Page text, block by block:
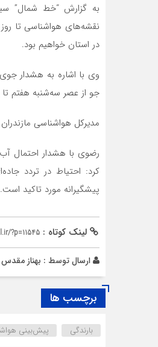
به گزارش “خط شمال”
نقشه‌های هواشناسی تا
در استان خواهیم بود.
وی با اشاره به هشدار
جو از عصر سه‌شنبه هفتم تا پنج‌شنبه ۹ شهریور ماه امسال شاهد رگبارهای
مدیرکل هواشناسی
رضوی با هشدار احتمال
کرد: احتیاط در تردد
پیشگیرانه مورد تاکید است.
لینک کوتاه : ?p=11545
ارسال توسط : بهناز مقدس
برچسب ها
بارندگی پیش‌بینی